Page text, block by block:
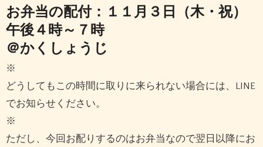
お弁当の配付：１１月３日（木・祝）
午後４時～７時
＠かくしょうじ
※
どうしてもこの時間に取りに来られない場合には、LINE
でお知らせください。
※
ただし、今回お配りするのはお弁当なので翌日以降にお